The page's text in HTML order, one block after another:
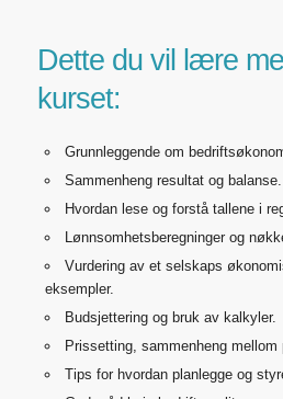
Dette du vil lære
kurset:
Grunnleggende om
Sammenheng resultat og balanse.
Hvordan lese og forstå tallene i
Lønnsomhetsberegninger og
Vurdering av et selskaps
eksempler.
Budsjettering og bruk av kalkyler.
Prissetting, sammenheng
Tips for hvordan planlegge og